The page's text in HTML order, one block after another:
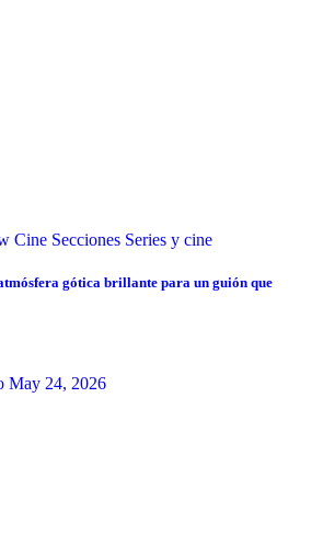
Cine Secciones Series y cine
gótica brillante para un guión que
May 24, 2026